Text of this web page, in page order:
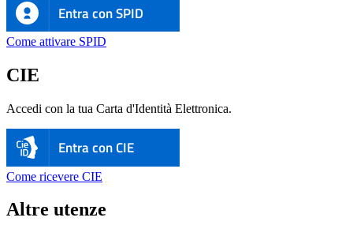
Entra con SPID
Come attivare SPID
CIE
Accedi con la tua Carta d'Identità Elettronica.
Entra con CIE
Come ricevere CIE
Altre utenze